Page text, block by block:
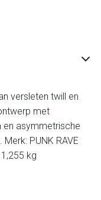
versleten twill en
met
asymmetrische
PUNK RAVE
kg